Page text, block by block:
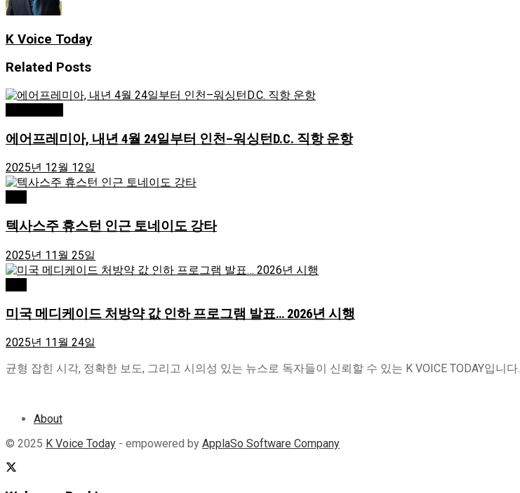
K Voice Today
Related Posts
에어프레미아, 내년 4월 24일부터 인천–워싱턴D.C. 직항 운항
2025년 12월 12일
텍사스주 휴스턴 인근 토네이도 강타
2025년 11월 25일
미국 메디케이드 처방약 값 인하 프로그램 발표… 2026년 시행
2025년 11월 24일
균형 잡힌 시각, 정확한 보도, 그리고 시의성 있는 뉴스로 독자들이 신뢰할 수 있는 K VOICE TODAY입니다.
About
© 2025 K Voice Today - empowered by ApplaSo Software Company